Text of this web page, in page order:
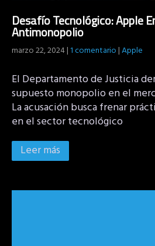
Desafío Tecnológico: Apple
Antimonopolio
marzo 22, 2024|1 comentario|Apple
El Departamento de Justicia
supuesto monopolio en el
La acusación busca frenar
en el sector tecnológico
Leer más